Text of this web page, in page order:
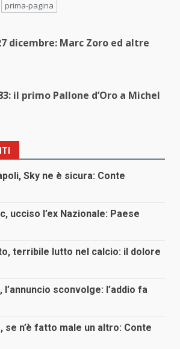
prima-pagina
dicembre: Marc Zoro ed altre
il primo Pallone d’Oro a Michel
Sky ne è sicura: Conte
ucciso l’ex Nazionale: Paese
terribile lutto nel calcio: il dolore
sconvolge: l’addio fa
se n’è fatto male un altro: Conte